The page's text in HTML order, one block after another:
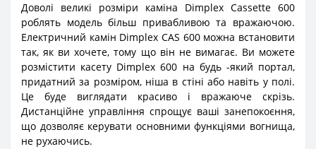
Доволі великі розміри каміна Dimplex Cassette 600
роблять модель більш привабливою та вражаючою.
Електричний камін Dimplex CAS 600 можна встановити
так, як ви хочете, тому що він не вимагає. Ви можете
розмістити касету Dimplex 600 на будь -який портал,
придатний за розміром, ніша в стіні або навіть у полі.
Це буде виглядати красиво і вражаюче скрізь.
Дистанційне управління спрощує ваші занепокоєння,
що дозволяє керувати основними функціями вогнища,
не рухаючись.